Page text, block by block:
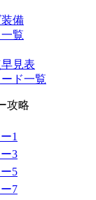
備
覧
見表
ド一覧
攻略
1
3
5
7